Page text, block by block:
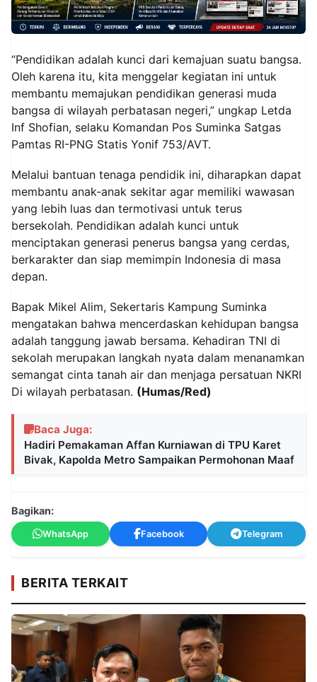
“Pendidikan adalah kunci dari kemajuan suatu bangsa.
Oleh karena itu, kita menggelar kegiatan ini untuk
membantu memajukan pendidikan generasi muda
bangsa di wilayah perbatasan negeri,” ungkap Letda
Inf Shofian, selaku Komandan Pos Suminka Satgas
Pamtas RI-PNG Statis Yonif 753/AVT.
Melalui bantuan tenaga pendidik ini, diharapkan dapat
membantu anak-anak sekitar agar memiliki wawasan
yang lebih luas dan termotivasi untuk terus
bersekolah. Pendidikan adalah kunci untuk
menciptakan generasi penerus bangsa yang cerdas,
berkarakter dan siap memimpin Indonesia di masa
depan.
Bapak Mikel Alim, Sekertaris Kampung Suminka
mengatakan bahwa mencerdaskan kehidupan bangsa
adalah tanggung jawab bersama. Kehadiran TNI di
sekolah merupakan langkah nyata dalam menanamkan
semangat cinta tanah air dan menjaga persatuan NKRI
Di wilayah perbatasan. (Humas/Red)
Baca Juga:
Hadiri Pemakaman Affan Kurniawan di TPU Karet
Bivak, Kapolda Metro Sampaikan Permohonan Maaf
Bagikan:
WhatsApp Facebook Telegram
BERITA TERKAIT